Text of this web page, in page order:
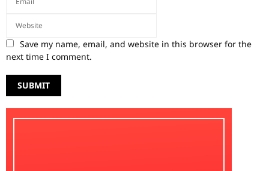
Save my name, email, and website in this browser for the
next time I comment.